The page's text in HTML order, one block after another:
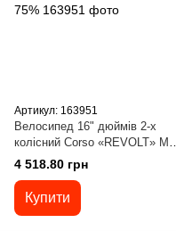
Артикул: 163951
Велосипед 16" дюймів 2-х
колісний Corso «REVOLT» MG-
16321 (1) МАГНІЄВА РАМА,
ЛИТІ ДИСКИ, ДИСКОВІ
ГАЛЬМА, зібран на 75%
4 518.80 грн
Купити